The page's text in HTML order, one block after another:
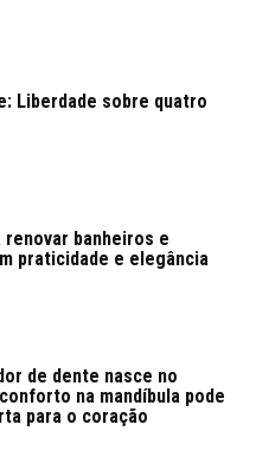
Liberdade sobre quatro
renovar banheiros e
praticidade e elegância
de dente nasce no
na mandíbula pode
para o coração